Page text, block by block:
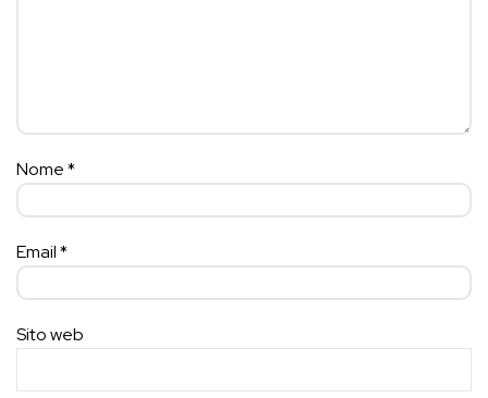
Nome*
Email*
Sito web